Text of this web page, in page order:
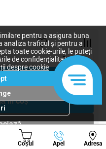
- +
acum
în coș
inginer
Coșul Apel Adresa
Viber Whatsapp
pentru a asigura buna
analiza traficul și pentru a
toate cookie-urile, le puteți
de confidențialitate după
despre cookie